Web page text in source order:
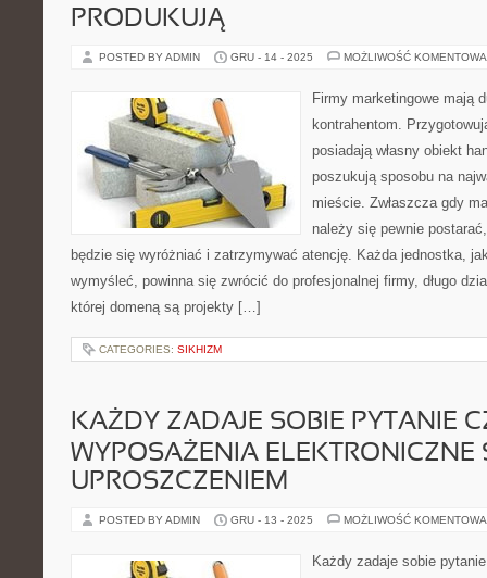
PRODUKUJĄ
POSTED BY ADMIN GRU - 14 - 2025 MOŻLIWOŚĆ
Firmy marketingowe mają
kontrahentom.
posiadają własny obiekt
poszukują sposobu na
mieście. Zwłaszcza gdy
należy się pewnie
będzie się wyróżniać i zatrzymywać atencję. Każda jednostka,
wymyśleć, powinna się zwrócić do profesjonalnej firmy, długo
której domeną są projekty […]
CATEGORIES: SIKHIZM
KAŻDY ZADAJE SOBIE PYTANIE
WYPOSAŻENIA ELEKTRONICZNE
UPROSZCZENIEM
POSTED BY ADMIN GRU - 13 - 2025 MOŻLIWOŚĆ
Każdy zadaje sobie